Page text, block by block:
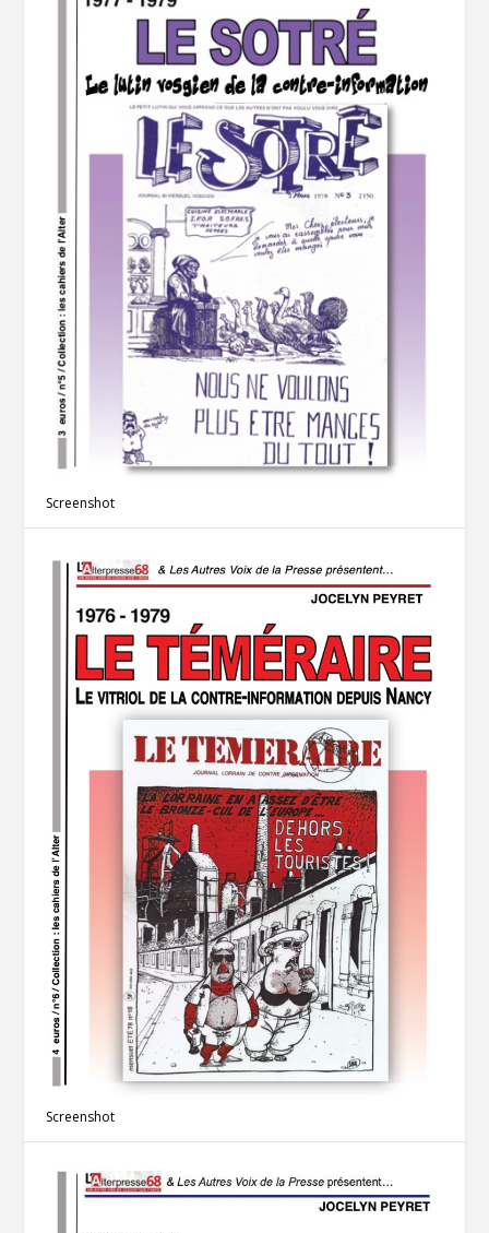
Screenshot
Screenshot